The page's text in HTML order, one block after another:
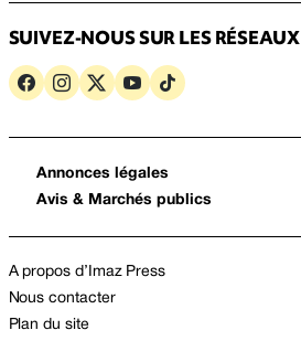
SUIVEZ-NOUS SUR LES RÉSEAUX
Annonces légales
Avis & Marchés publics
A propos d’Imaz Press
Nous contacter
Plan du site